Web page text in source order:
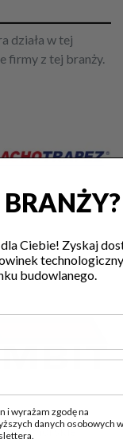
działa w tej
firmy z tej branży.
małopolskie
pomorskie
BRANŻY?
Ciebie! Zyskaj
budowlanego.
i wyrażam zgodę na
danych osobowych